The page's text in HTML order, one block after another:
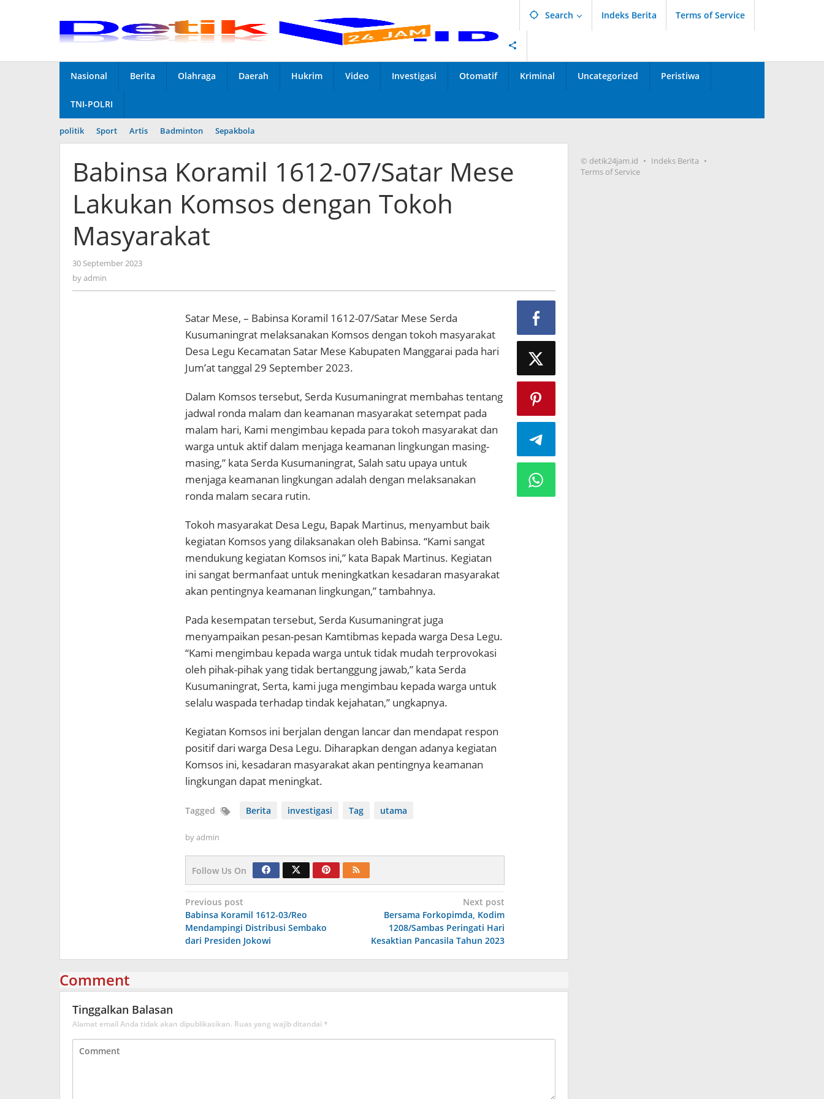
Search Indeks Berita Terms of Service
Nasional Berita Olahraga Daerah Hukrim Video Investigasi Otomatif Kriminal Uncategorized Peristiwa
TNI-POLRI
politik Sport Artis Badminton Sepakbola
Babinsa Koramil 1612-07/Satar Mese
Lakukan Komsos dengan Tokoh
Masyarakat
30 September 2023
byadmin
Satar Mese, – Babinsa Koramil 1612-07/Satar Mese Serda
Kusumaningrat melaksanakan Komsos dengan tokoh masyarakat
Desa Legu Kecamatan Satar Mese Kabupaten Manggarai pada hari
Jum’at tanggal 29 September 2023.
Dalam Komsos tersebut, Serda Kusumaningrat membahas tentang
jadwal ronda malam dan keamanan masyarakat setempat pada
malam hari, Kami mengimbau kepada para tokoh masyarakat dan
warga untuk aktif dalam menjaga keamanan lingkungan masing-
masing,” kata Serda Kusumaningrat, Salah satu upaya untuk
menjaga keamanan lingkungan adalah dengan melaksanakan
ronda malam secara rutin.
Tokoh masyarakat Desa Legu, Bapak Martinus, menyambut baik
kegiatan Komsos yang dilaksanakan oleh Babinsa. “Kami sangat
mendukung kegiatan Komsos ini,” kata Bapak Martinus. Kegiatan
ini sangat bermanfaat untuk meningkatkan kesadaran masyarakat
akan pentingnya keamanan lingkungan,” tambahnya.
Pada kesempatan tersebut, Serda Kusumaningrat juga
menyampaikan pesan-pesan Kamtibmas kepada warga Desa Legu.
“Kami mengimbau kepada warga untuk tidak mudah terprovokasi
oleh pihak-pihak yang tidak bertanggung jawab,” kata Serda
Kusumaningrat, Serta, kami juga mengimbau kepada warga untuk
selalu waspada terhadap tindak kejahatan,” ungkapnya.
Kegiatan Komsos ini berjalan dengan lancar dan mendapat respon
positif dari warga Desa Legu. Diharapkan dengan adanya kegiatan
Komsos ini, kesadaran masyarakat akan pentingnya keamanan
lingkungan dapat meningkat.
Tagged Berita investigasi Tag utama
byadmin
Follow Us On
Navigasi
pos
Previous post
Babinsa Koramil 1612-03/Reo
Mendampingi Distribusi Sembako
dari Presiden Jokowi
Next post
Bersama Forkopimda, Kodim
1208/Sambas Peringati Hari
Kesaktian Pancasila Tahun 2023
Comment
Tinggalkan Balasan
Alamat email Anda tidak akan dipublikasikan. Ruas yang wajib ditandai *
© detik24jam.id
Indeks Berita
Terms of Service